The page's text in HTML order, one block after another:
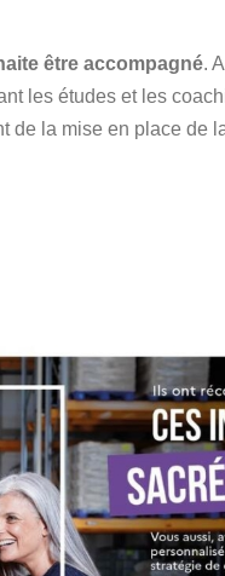
être accompagné.
les études et les
de la mise en place de